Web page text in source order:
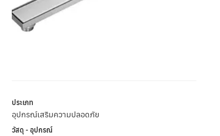
ประเภท
อุปกรณ์เสริมความปลอดภัย
วัสดุ - อุปกรณ์